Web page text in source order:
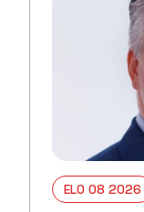
ELO 08 2026